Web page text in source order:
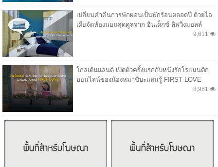
เปลี่ยนค่ำคืนการพักผ่อนเป็นพักร้อนตลอดปี ด้วยไอ
เดียจัดห้องนอนสุดคูลจาก อินเด็กซ์ ลิฟวิ่งมอลล์
9,611
โกลเด้นแลนด์ เปิดตัวครั้งแรกกับหนังรักโรแมนติก
ออนไลน์ของน้องหมาชิบะแสนรู้ FIRST LOVE
8,981